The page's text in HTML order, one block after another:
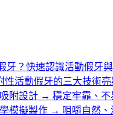
牙？快速認識活動假牙
性活動假牙的三大技術
附設計 → 穩定牢靠、不
模擬製作 → 咀嚼自然、